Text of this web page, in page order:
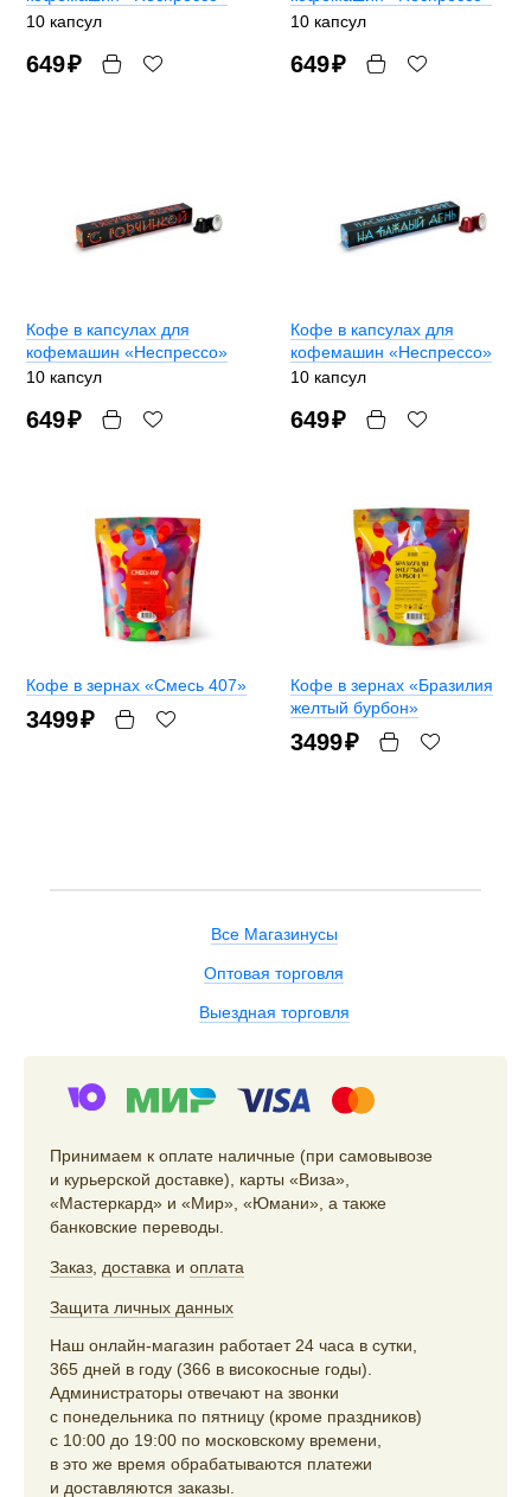
10 капсул
649₽
10 капсул
649₽
Кофе в капсулах для
кофемашин «Неспрессо»
10 капсул
649₽
Кофе в капсулах для
кофемашин «Неспрессо»
10 капсул
649₽
Кофе в зернах «Смесь 407»
3499₽
Кофе в зернах «Бразилия
желтый бурбон»
3499₽
Все Магазинусы
Оптовая торговля
Выездная торговля
Принимаем к оплате наличные (при самовывозе
и курьерской доставке), карты «Виза»,
«Мастеркард» и «Мир», «Юмани», а также
банковские переводы.
Заказ доставка и оплата
Защита личных данных
Наш онлайн-магазин работает 24 часа в сутки,
365 дней в году (366 в високосные годы).
Администраторы отвечают на звонки
с понедельника по пятницу (кроме праздников)
с 10:00 до 19:00 по московскому времени,
в это же время обрабатываются платежи
и доставляются заказы.